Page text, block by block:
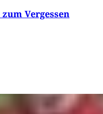
Vergessen